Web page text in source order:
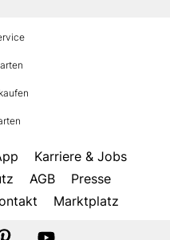
Karriere & Jobs
AGB
Presse
Marktplatz